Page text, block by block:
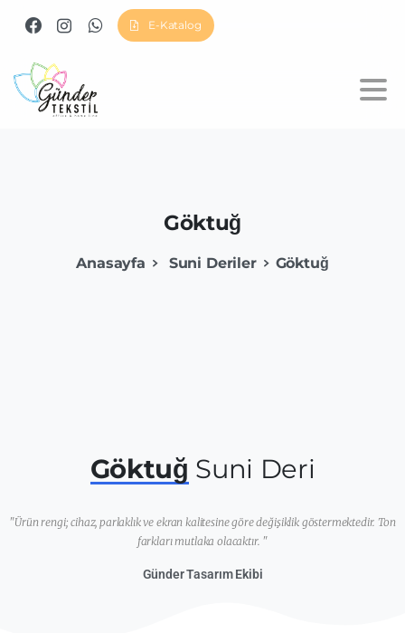
E-Katalog
Göktuğ
Anasayfa Suni Deriler Göktuğ
Göktuğ Suni Deri
"Ürün rengi; cihaz, parlaklık ve ekran kalitesine göre değişiklik göstermektedir. Ton
farkları mutlaka olacaktır. "
Günder Tasarım Ekibi